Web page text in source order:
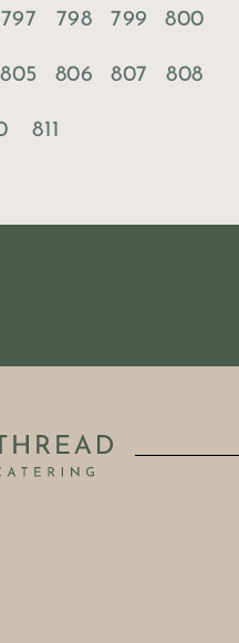
797 798 799 800
805 806 807 808
811